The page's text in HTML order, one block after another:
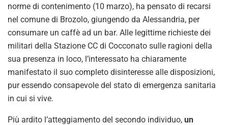
norme di contenimento (10 marzo), ha pensato di recarsi
nel comune di Brozolo, giungendo da Alessandria, per
consumare un caffè ad un bar. Alle legittime richieste dei
militari della Stazione CC di Cocconato sulle ragioni della
sua presenza in loco, l’interessato ha chiaramente
manifestato il suo completo disinteresse alle disposizioni,
pur essendo consapevole del stato di emergenza sanitaria
in cui si vive.
Più ardito l’atteggiamento del secondo individuo, un